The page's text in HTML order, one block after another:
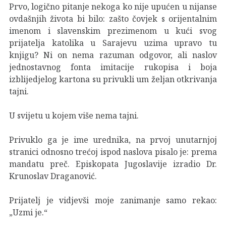
Prvo, logično pitanje nekoga ko nije upućen u nijanse
ovdašnjih života bi bilo: zašto čovjek s orijentalnim
imenom i slavenskim prezimenom u kući svog
prijatelja katolika u Sarajevu uzima upravo tu
knjigu? Ni on nema razuman odgovor, ali naslov
jednostavnog fonta imitacije rukopisa i boja
izblijedjelog kartona su privukli um željan otkrivanja
tajni.
U svijetu u kojem više nema tajni.
Privuklo ga je ime urednika, na prvoj unutarnjoj
stranici odnosno trećoj ispod naslova pisalo je: prema
mandatu preč. Episkopata Jugoslavije izradio Dr.
Krunoslav Draganović.
Prijatelj je vidjevši moje zanimanje samo rekao:
„Uzmi je.“